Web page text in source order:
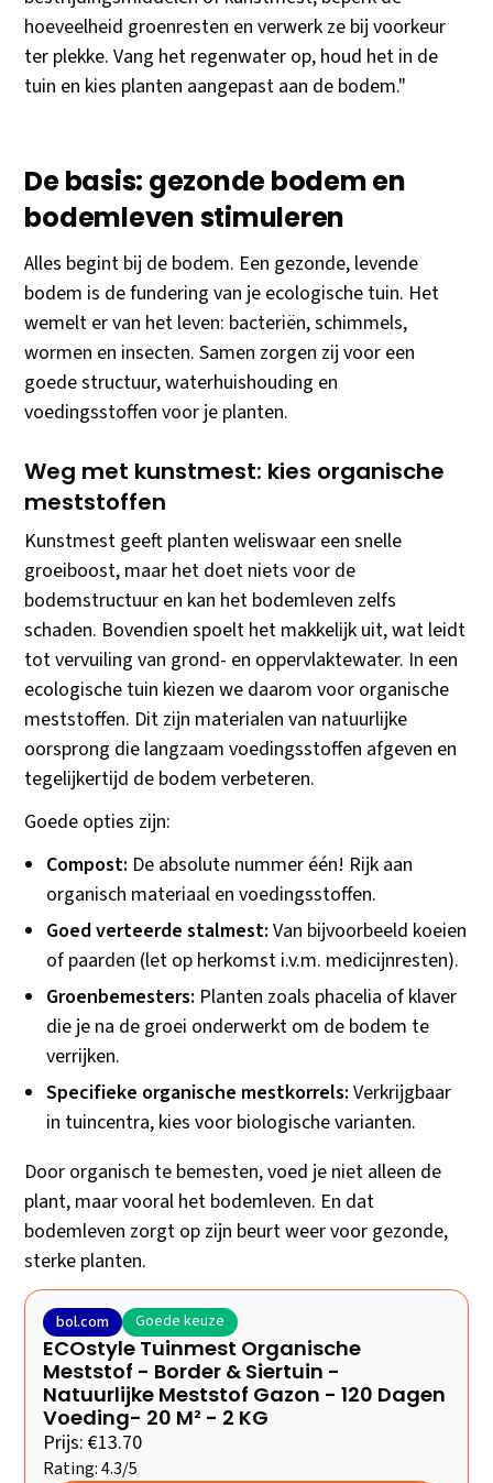
hoeveelheid groenresten en verwerk ze bij voorkeur
ter plekke. Vang het regenwater op, houd het in de
tuin en kies planten aangepast aan de bodem."
De basis: gezonde bodem en
bodemleven stimuleren
Alles begint bij de bodem. Een gezonde, levende
bodem is de fundering van je ecologische tuin. Het
wemelt er van het leven: bacteriën, schimmels,
wormen en insecten. Samen zorgen zij voor een
goede structuur, waterhuishouding en
voedingsstoffen voor je planten.
Weg met kunstmest: kies organische
meststoffen
Kunstmest geeft planten weliswaar een snelle
groeiboost, maar het doet niets voor de
bodemstructuur en kan het bodemleven zelfs
schaden. Bovendien spoelt het makkelijk uit, wat leidt
tot vervuiling van grond- en oppervlaktewater. In een
ecologische tuin kiezen we daarom voor organische
meststoffen. Dit zijn materialen van natuurlijke
oorsprong die langzaam voedingsstoffen afgeven en
tegelijkertijd de bodem verbeteren.
Goede opties zijn:
Compost: De absolute nummer één! Rijk aan
organisch materiaal en voedingsstoffen.
Goed verteerde stalmest: Van bijvoorbeeld koeien
of paarden (let op herkomst i.v.m. medicijnresten).
Groenbemesters: Planten zoals phacelia of klaver
die je na de groei onderwerkt om de bodem te
verrijken.
Specifieke organische mestkorrels: Verkrijgbaar
in tuincentra, kies voor biologische varianten.
Door organisch te bemesten, voed je niet alleen de
plant, maar vooral het bodemleven. En dat
bodemleven zorgt op zijn beurt weer voor gezonde,
sterke planten.
bol.com Goede keuze
ECOstyle Tuinmest Organische
Meststof - Border & Siertuin -
Natuurlijke Meststof Gazon - 120 Dagen
Voeding- 20 M² - 2 KG
Prijs: €13.70
Rating: 4.3/5